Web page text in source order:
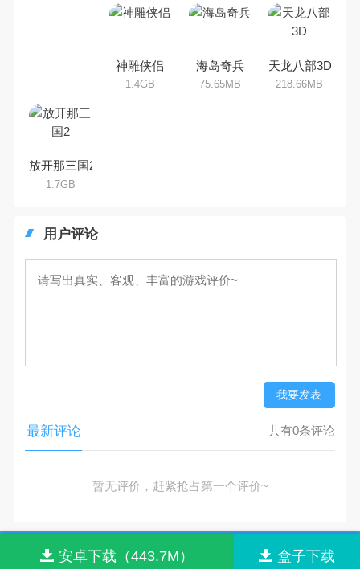
神雕侠侣
1.4GB
海岛奇兵
75.65MB
天龙八部3D
218.66MB
放开那三国2
1.7GB
用户评论
我要发表
最新评论 共有0条评论
暂无评价，赶紧抢占第一个评价~
网站首页 网站导航 关于我们
安卓下载（443.7M） 盒子下载